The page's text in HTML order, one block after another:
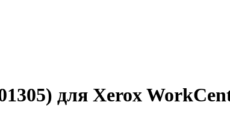
для Xerox